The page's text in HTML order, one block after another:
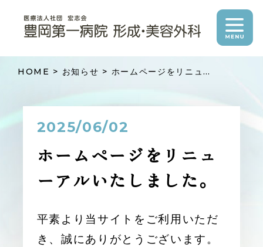
HOME お知らせ ホームページをリニューアルいたしました。
2025/06/02
ホームページをリニュ
ーアルいたしました。
平素より当サイトをご利用いただ
き、誠にありがとうございます。